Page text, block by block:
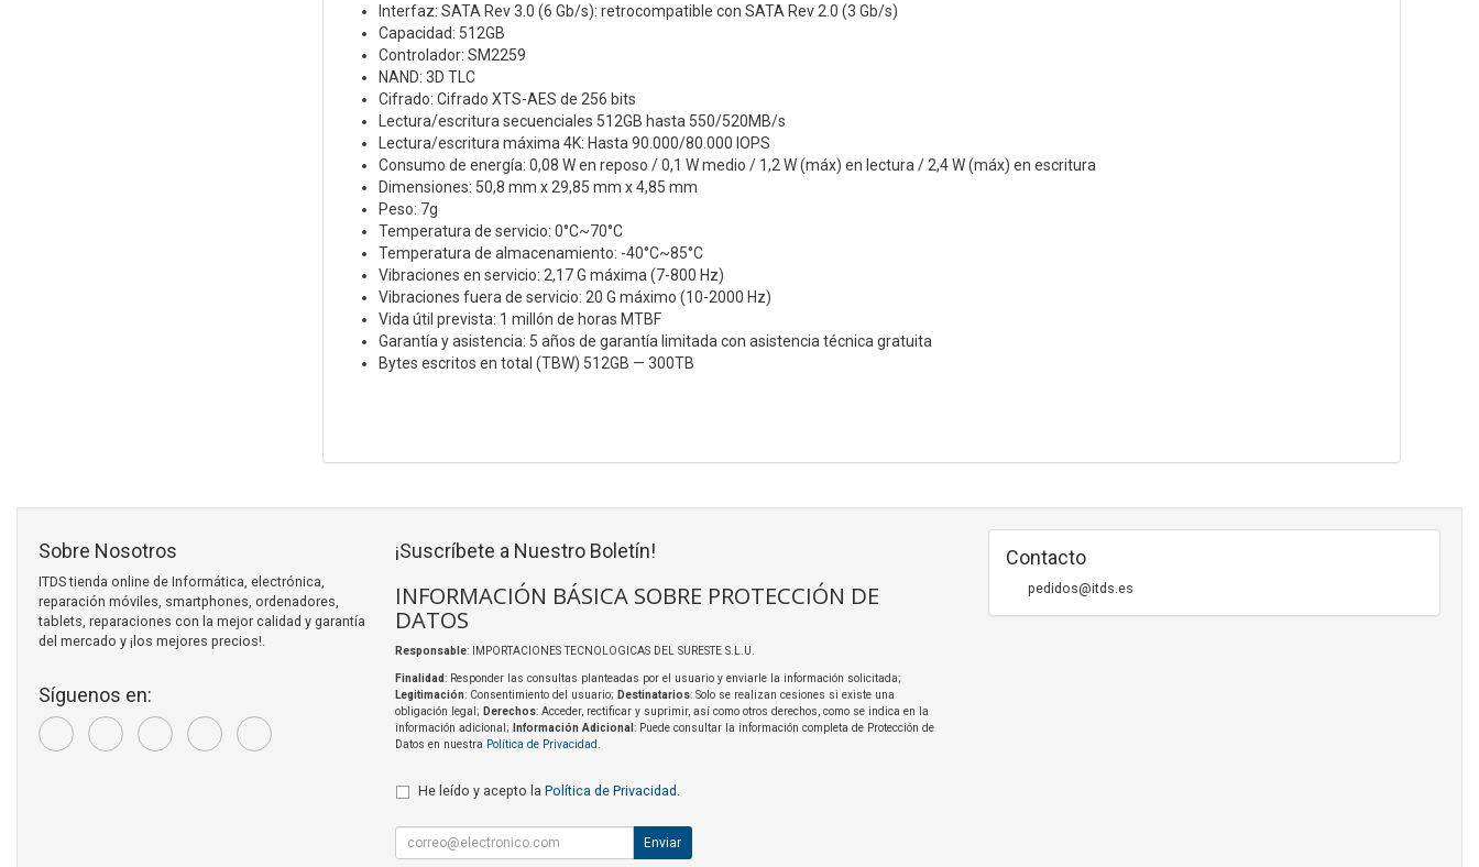
Interfaz: SATA Rev 3.0 (6 Gb/s): retrocompatible con SATA Rev 2.0 (3 Gb/s)
Capacidad: 512GB
Controlador: SM2259
NAND: 3D TLC
Cifrado: Cifrado XTS-AES de 256 bits
Lectura/escritura secuenciales 512GB hasta 550/520MB/s
Lectura/escritura máxima 4K: Hasta 90.000/80.000 IOPS
Consumo de energía: 0,08 W en reposo / 0,1 W medio / 1,2 W (máx) en lectura / 2,4 W (máx) en escritura
Dimensiones: 50,8 mm x 29,85 mm x 4,85 mm
Peso: 7g
Temperatura de servicio: 0°C~70°C
Temperatura de almacenamiento: -40°C~85°C
Vibraciones en servicio: 2,17 G máxima (7-800 Hz)
Vibraciones fuera de servicio: 20 G máximo (10-2000 Hz)
Vida útil prevista: 1 millón de horas MTBF
Garantía y asistencia: 5 años de garantía limitada con asistencia técnica gratuita
Bytes escritos en total (TBW) 512GB — 300TB
Sobre Nosotros
ITDS tienda online de Informática, electrónica,
reparación móviles, smartphones, ordenadores,
tablets, reparaciones con la mejor calidad y garantía
del mercado y ¡los mejores precios!.
Síguenos en:
¡Suscríbete a Nuestro Boletín!
INFORMACIÓN BÁSICA SOBRE PROTECCIÓN DE
DATOS
Responsable: IMPORTACIONES TECNOLOGICAS DEL SURESTE S.L.U.
Finalidad: Responder las consultas planteadas por el usuario y enviarle la información solicitada;
Legitimación: Consentimiento del usuario; Destinatarios: Solo se realizan cesiones si existe una
obligación legal; Derechos: Acceder, rectificar y suprimir, así como otros derechos, como se indica en la
información adicional;
Información Adicional : Puede consultar la información completa de Protección de
Datos en nuestra Política de Privacidad.
He leído y acepto la Política de Privacidad .
Enviar
Contacto
pedidos@itds.es